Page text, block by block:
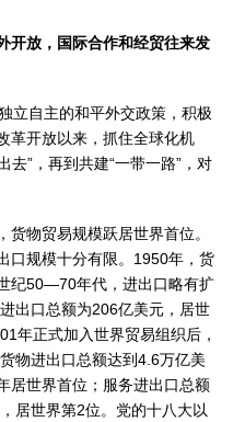
开放，国际合作和经贸往来发
立自主的和平外交政策，积极
革开放以来，抓住全球化机
去”，再到共建“一带一路”，对
货物贸易规模跃居世界首位。
口规模十分有限。1950年，货
纪50—70年代，进出口略有扩
出口总额为206亿美元，居世
年正式加入世界贸易组织后，
物进出口总额达到4.6万亿美
居世界首位；服务进出口总额
居世界第2位。党的十八大以